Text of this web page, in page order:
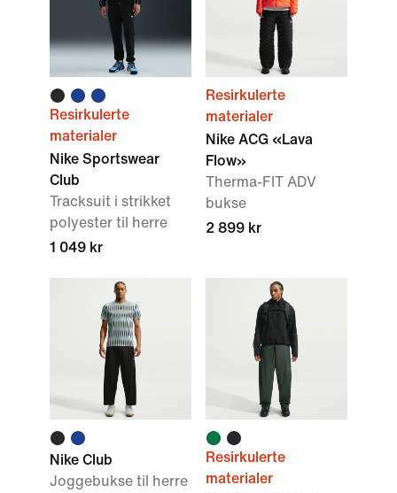
Resirkulerte
materialer
Nike Sportswear
Club
Tracksuit i strikket
polyester til herre
1 049 kr
Resirkulerte
materialer
Nike ACG «Lava
Flow»
Therma-FIT ADV
bukse
2 899 kr
Nike Club
Joggebukse til herre
Resirkulerte
materialer